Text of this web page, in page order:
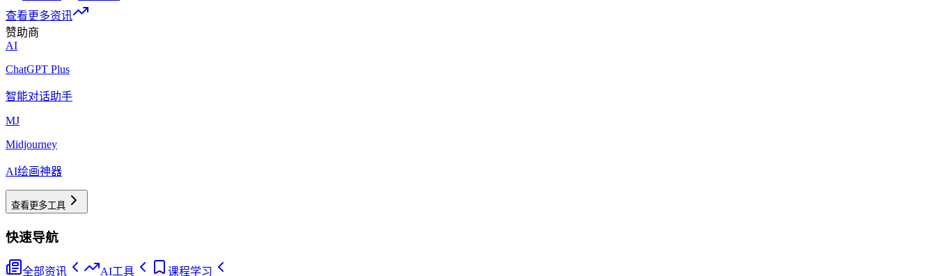
查看更多资讯
赞助商
AI
ChatGPT Plus
智能对话助手
MJ
Midjourney
AI绘画神器
查看更多工具
快速导航
全部资讯 AI工具 课程学习